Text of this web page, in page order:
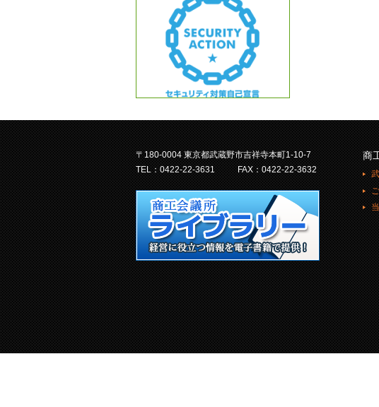
〒180-0004 東京都武蔵野市吉祥寺本町1-10-7
TEL：0422-22-3631
FAX：0422-22-3632
商